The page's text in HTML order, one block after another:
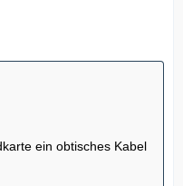
ein obtisches Kabel